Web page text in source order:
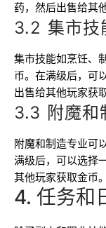
药，然后出售给其
3.2 集市技
集市技能如烹饪、
币。在满级后，可
出售给其他玩家获
3.3 附魔和
附魔和制造专业可
满级后，可以选择
其他玩家获取金币。
4. 任务和